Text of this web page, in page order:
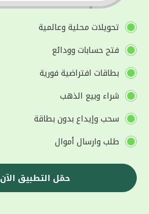
تحويلات محلية وعالمية
فتح حسابات وودائع
بطاقات افتراضية فورية
شراء وبيع الذهب
سحب وإيداع بدون بطاقة
طلب وارسال أموال
حمّل التطبيق الآن